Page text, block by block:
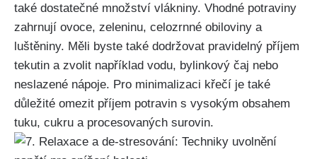
také dostatečné⁤ množství vlákniny. Vhodné ‍potraviny
zahrnují​ ovoce, zeleninu, celozrnné obiloviny a
‍luštěniny. Měli byste také dodržovat pravidelný příjem
tekutin a zvolit například ‌vodu, bylinkový ⁢čaj nebo
neslazené nápoje. Pro minimalizaci křečí je také
důležité omezit příjem ⁤potravin s ‌vysokým obsahem
tuku, cukru a⁤ procesovaných surovin.